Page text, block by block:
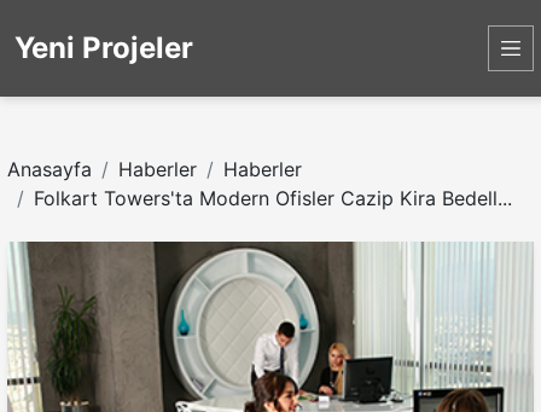
Yeni Projeler
Anasayfa Haberler
Haberler
Folkart Towers'ta Modern Ofisler Cazip Kira Bedell...